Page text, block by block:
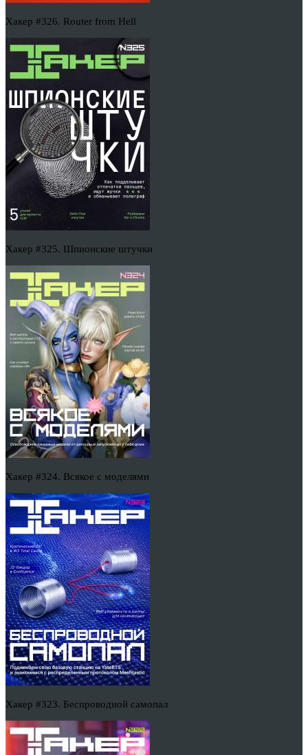
Хакер #326. Router from Hell
Хакер #325. Шпионские штучки
Хакер #324. Всякое с моделями
Хакер #323. Беспроводной самопал